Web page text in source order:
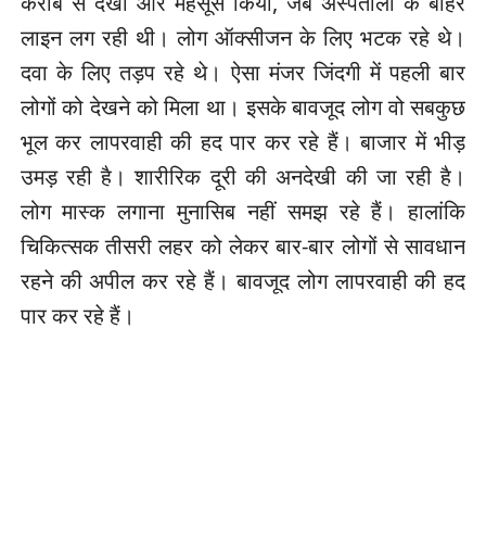
लाइन लग रही थी। लोग ऑक्सीजन के लिए भटक रहे थे।
दवा के लिए तड़प रहे थे। ऐसा मंजर जिंदगी में पहली बार
लोगों को देखने को मिला था। इसके बावजूद लोग वो सबकुछ
भूल कर लापरवाही की हद पार कर रहे हैं। बाजार में भीड़
उमड़ रही है। शारीरिक दूरी की अनदेखी की जा रही है।
लोग मास्क लगाना मुनासिब नहीं समझ रहे हैं। हालांकि
चिकित्सक तीसरी लहर को लेकर बार-बार लोगों से सावधान
रहने की अपील कर रहे हैं। बावजूद लोग लापरवाही की हद
पार कर रहे हैं।